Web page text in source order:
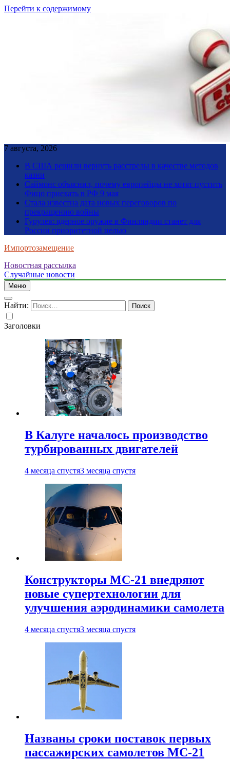
Перейти к содержимому
7 августа, 2026
В США решили вернуть расстрелы в качестве методов
казни
Саймонс объяснил, почему европейцы не хотят пустить
Фицо приехать в РФ 9 мая
Стала известна дата новых переговоров по
прекращению войны
Гурулев: ядерное оружие в Финляндии станет для
России приоритетной целью
Импортозамещение
Новостная рассылка
Случайные новости
Меню
Найти:
Заголовки
В Калуге началось производство
турбированных двигателей
4 месяца спустя3 месяца спустя
Конструкторы МС-21 внедряют
новые супертехнологии для
улучшения аэродинамики самолета
4 месяца спустя3 месяца спустя
Названы сроки поставок первых
пассажирских самолетов МС-21